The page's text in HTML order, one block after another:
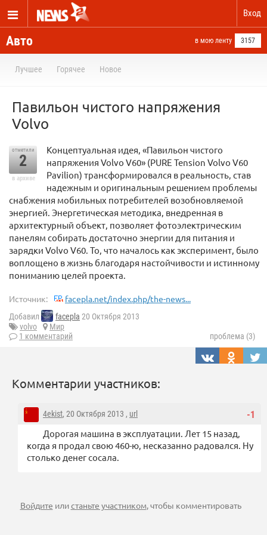
Вход
Авто в мою ленту 3157
Лучшее Горячее Новое
Павильон чистого напряжения
Volvo
отметили
2
в архиве
Концептуальная идея, «Павильон чистого
напряжения Volvo V60» (PURE Tension Volvo V60
Pavilion) трансформировался в реальность, став
надежным и оригинальным решением проблемы
снабжения мобильных потребителей возобновляемой
энергией. Энергетическая методика, внедренная в
архитектурный объект, позволяет фотоэлектрическим
панелям собирать достаточно энергии для питания и
зарядки Volvo V60. То, что началось как эксперимент, было
воплощено в жизнь благодаря настойчивости и истинному
пониманию целей проекта.
Источник: facepla.net/index.php/the-news...
Добавил facepla 20 Октября 2013
volvo
Мир
1 комментарий
проблема (3)
Комментарии участников:
-1
4ekist, 20 Октября 2013 , url
Дорогая машина в эксплуатации. Лет 15 назад,
когда я продал свою 460-ю, несказанно радовался. Ну
столько денег сосала.
Войдите илистаньте участником, чтобы комментировать